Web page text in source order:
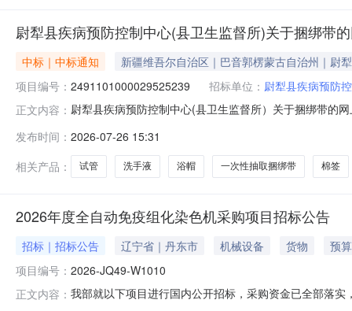
尉犁县疾病预防控制中心(县卫生监督所)关于捆绑带
中标｜中标通知
新疆维吾尔自治区｜巴音郭楞蒙古自治州｜尉
项目编号： 2491101000029525239 招标单位： 尉犁县疾病预防
正文内容： 尉犁县疾病预防控制中心(县卫生监督所）关于捆绑带的
购计划金额（元）:项目所在行政区划编码:652823项目
发布时间： 2026-07-26 15:31
相关产品：
试管 洗手液 浴帽 一次性抽取捆绑带 棉签
2026年度全自动免疫组化染色机采购项目招标公告
招标｜招标公告 辽宁省｜丹东市 机械设备 货物
预
项目编号： 2026-JQ49-W1010
正文内容： 我部就以下项目进行国内公开招标，采购资金已全部落